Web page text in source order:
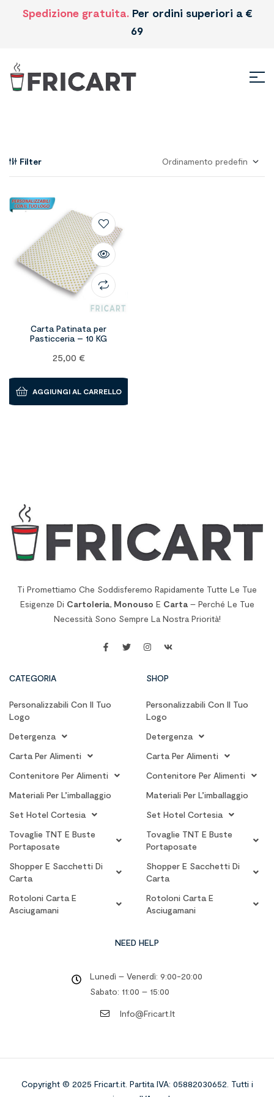
Spedizione gratuita. Per ordini superiori a €
69
Filter
Carta Patinata per
Pasticceria – 10 KG
25,00 €
AGGIUNGI AL CARRELLO
Ti Promettiamo Che Soddisferemo Rapidamente Tutte Le Tue
Esigenze Di Cartoleria, Monouso E Carta– Perché Le Tue
Necessità Sono Sempre La Nostra Priorità!
CATEGORIA
Personalizzabili Con Il Tuo
Logo
Detergenza
Carta Per Alimenti
Contenitore Per Alimenti
Materiali Per L’imballaggio
Set Hotel Cortesia
Tovaglie TNT E Buste
Portaposate
Shopper E Sacchetti Di
Carta
Rotoloni Carta E
Asciugamani
SHOP
Personalizzabili Con Il Tuo
Logo
Detergenza
Carta Per Alimenti
Contenitore Per Alimenti
Materiali Per L’imballaggio
Set Hotel Cortesia
Tovaglie TNT E Buste
Portaposate
Shopper E Sacchetti Di
Carta
Rotoloni Carta E
Asciugamani
NEED HELP
Lunedì – Venerdì: 9:00-20:00
Sabato: 11:00 – 15:00
Info@fricart.it
Copyright © 2025 Fricart.it. Partita IVA: 05882030652. Tutti i